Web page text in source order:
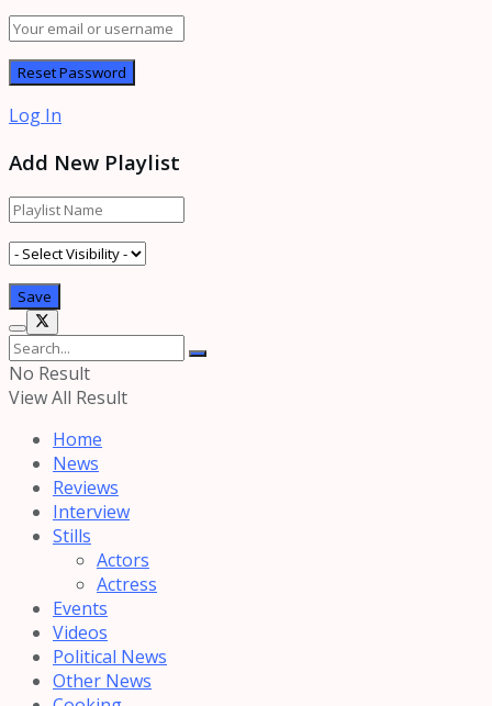
Log In
Add New Playlist
No Result
View All Result
Home
News
Reviews
Interview
Stills
Actors
Actress
Events
Videos
Political News
Other News